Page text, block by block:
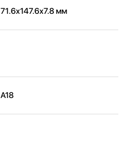
71.6x147.6x7.8 мм
A18